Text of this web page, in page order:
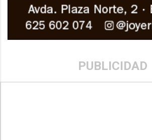
PUBLICIDAD